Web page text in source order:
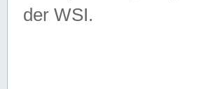
der WSI.